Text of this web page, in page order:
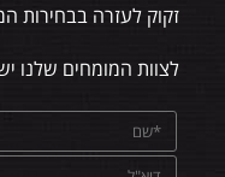
זקוק לעזרה בבחירות
לצוות המומחים שלנו